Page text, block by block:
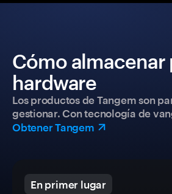
Cómo almacenar
hardware
Los productos de Tangem son
gestionar. Con tecnología de
Obtener Tangem
En primer lugar